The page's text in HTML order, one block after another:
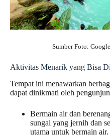
Sumber Foto:
Aktivitas Menarik yang Bisa
Tempat ini menawarkan
dapat dinikmati oleh
Bermain air dan
sungai yang jernih dan
utama untuk bermain air.